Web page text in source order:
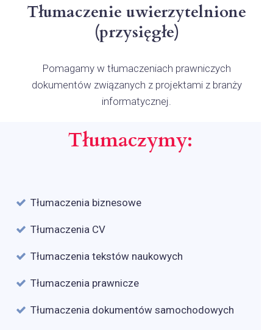
Tłumaczenie uwierzytelnione
(przysięgłe)
Pomagamy w tłumaczeniach prawniczych
dokumentów związanych z projektami z branży
informatycznej.
Tłumaczymy:
Tłumaczenia biznesowe
Tłumaczenia CV
Tłumaczenia tekstów naukowych
Tłumaczenia prawnicze
Tłumaczenia dokumentów samochodowych